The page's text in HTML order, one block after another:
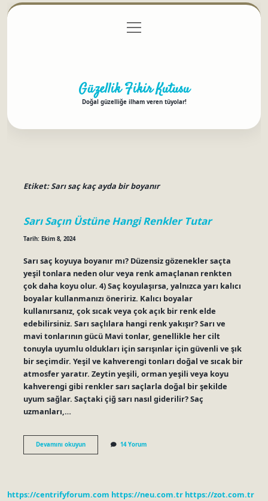
Gizlilik Politikası
menüyü
aç
Güzellik Fikir Kutusu
Doğal güzelliğe ilham veren tüyolar!
Etiket:Sarı saç kaç ayda bir boyanır
Sarı Saçın Üstüne Hangi Renkler Tutar
Tarih: Ekim 8, 2024
Sarı saç koyuya boyanır mı? Düzensiz gözenekler saçta
yeşil tonlara neden olur veya renk amaçlanan renkten
çok daha koyu olur. 4) Saç koyulaşırsa, yalnızca yarı kalıcı
boyalar kullanmanızı öneririz. Kalıcı boyalar
kullanırsanız, çok sıcak veya çok açık bir renk elde
edebilirsiniz. Sarı saçlılara hangi renk yakışır? Sarı ve
mavi tonlarının gücü Mavi tonlar, genellikle her cilt
tonuyla uyumlu oldukları için sarışınlar için güvenli ve şık
bir seçimdir. Yeşil ve kahverengi tonları doğal ve sıcak bir
atmosfer yaratır. Zeytin yeşili, orman yeşili veya koyu
kahverengi gibi renkler sarı saçlarla doğal bir şekilde
uyum sağlar. Saçtaki çiğ sarı nasıl giderilir? Saç
uzmanları,…
Devamını okuyunSarı
Saçın
14 Yorum
https://centrifyforum.com https://neu.com.tr https://zot.com.tr